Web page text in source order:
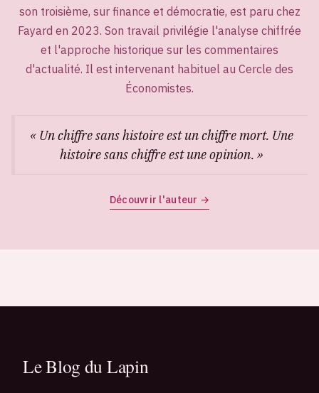
son troisième, sur finance et démocratie, est paru chez
Fayard en 2023. Son travail privilégie l'analyse chiffrée
et l'approche historique sur les commentaires
d'actualité. Il est intervenant habituel au Cercle des
Économistes.
« Un chiffre sans histoire est un chiffre mort. Une
histoire sans chiffre est une opinion. »
Découvrir l'auteur →